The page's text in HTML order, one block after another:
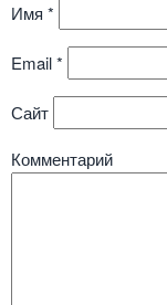
Имя *
Email*
Сайт
Комментарий